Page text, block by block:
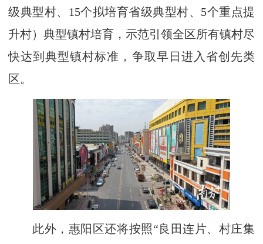
级典型村、15个拟培育省级典型村、5个重点提
升村）典型镇村培育，示范引领全区所有镇村尽
快达到典型镇村标准，争取早日进入省创先类
区。
此外，惠阳区还将按照“良田连片、村庄集